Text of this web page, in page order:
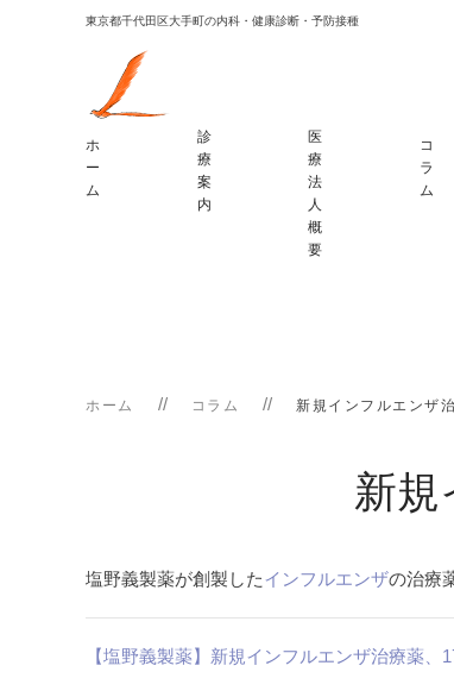
東京都千代田区大手町の内科・健康診断・予防接種
ホ
ー
ム
診
療
案
内
医
療
法
人
概
要
コ
ラ
ム
ホーム コラム 新規インフルエンザ
新規
塩野義製薬が創製したインフルエンザの治療
【塩野義製薬】新規インフルエンザ治療薬、